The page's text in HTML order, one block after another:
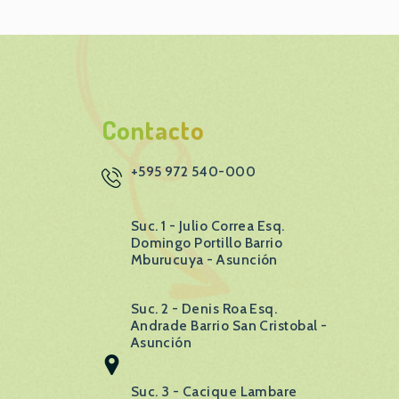
Contacto
+595 972 540-000
Suc. 1 - Julio Correa Esq.
Domingo Portillo Barrio
Mburucuya - Asunción
Suc. 2 - Denis Roa Esq.
Andrade Barrio San Cristobal -
Asunción
Suc. 3 - Cacique Lambare